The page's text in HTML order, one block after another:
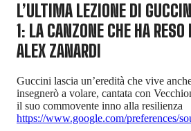
L’ULTIMA LEZIONE DI
1: LA CANZONE CHE HA
ALEX ZANARDI
Guccini lascia un’eredità che vive
insegnerò a volare, cantata con
il suo commovente inno alla resilienza
https://www.google.com/preferences/